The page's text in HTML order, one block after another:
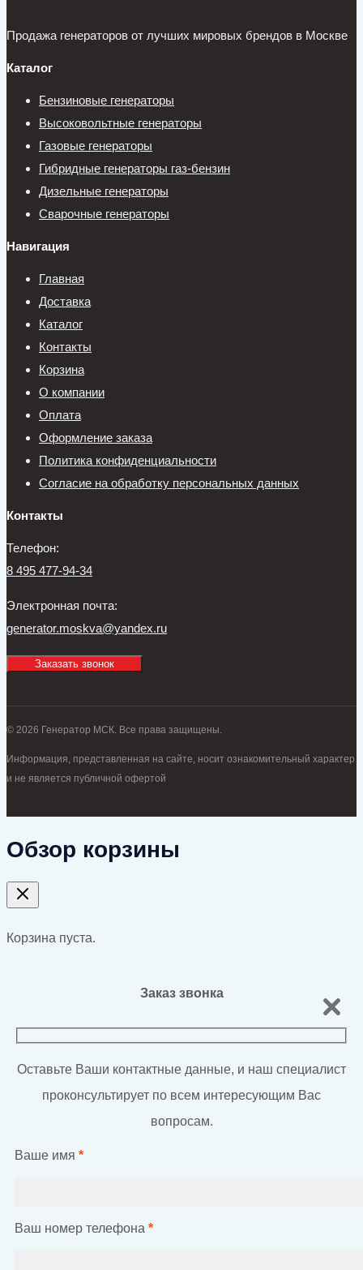
Продажа генераторов от лучших мировых брендов в Москве
Каталог
Бензиновые генераторы
Высоковольтные генераторы
Газовые генераторы
Гибридные генераторы газ-бензин
Дизельные генераторы
Сварочные генераторы
Навигация
Главная
Доставка
Каталог
Контакты
Корзина
О компании
Оплата
Оформление заказа
Политика конфиденциальности
Согласие на обработку персональных данных
Контакты
Телефон:
8 495 477-94-34
Электронная почта:
generator.moskva@yandex.ru
Заказать звонок
© 2026 Генератор МСК. Все права защищены.
Информация, представленная на сайте, носит ознакомительный характер
и не является публичной офертой
Обзор корзины
Корзина пуста.
Заказ звонка
Оставьте Ваши контактные данные, и наш специалист
проконсультирует по всем интересующим Вас
вопросам.
Ваше имя *
Ваш номер телефона *